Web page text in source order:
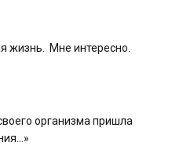
жизнь. Мне интересно.
организма пришла